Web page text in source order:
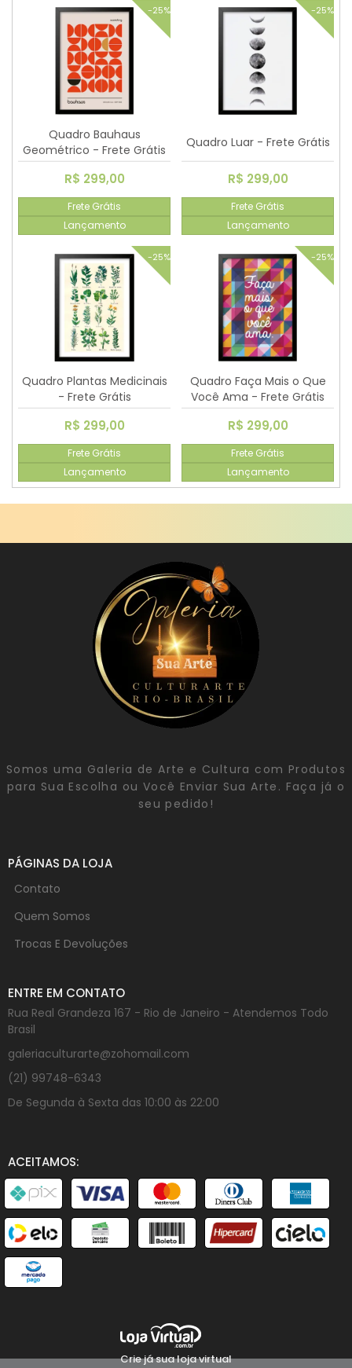
-25%
Quadro Bauhaus
Geométrico - Frete Grátis
R$ 299,00
Frete Grátis
Lançamento
-25%
Quadro Luar - Frete Grátis
R$ 299,00
Frete Grátis
Lançamento
-25%
Quadro Plantas Medicinais
- Frete Grátis
R$ 299,00
Frete Grátis
Lançamento
-25%
Quadro Faça Mais o Que
Você Ama - Frete Grátis
R$ 299,00
Frete Grátis
Lançamento
Somos uma Galeria de Arte e Cultura com Produtos
para Sua Escolha ou Você Enviar Sua Arte. Faça já o
seu pedido!
PÁGINAS DA LOJA
Contato
Quem Somos
Trocas E Devoluções
ENTRE EM CONTATO
Rua Real Grandeza 167 - Rio de Janeiro - Atendemos Todo
Brasil
galeriaculturarte@zohomail.com
(21) 99748-6343
De Segunda à Sexta das 10:00 às 22:00
ACEITAMOS:
Crie já sua loja virtual